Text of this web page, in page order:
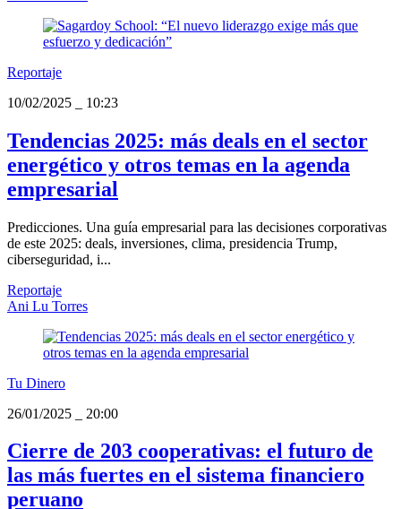
Reportaje
10/02/2025
10:23
Tendencias 2025: más deals en el sector
energético y otros temas en la agenda
empresarial
Predicciones. Una guía empresarial para las decisiones corporativas
de este 2025: deals, inversiones, clima, presidencia Trump,
ciberseguridad, i...
Reportaje
Ani Lu Torres
Tu Dinero
26/01/2025
20:00
Cierre de 203 cooperativas: el futuro de
las más fuertes en el sistema financiero
peruano